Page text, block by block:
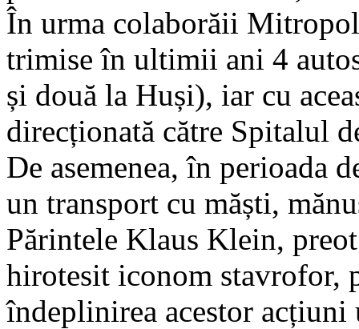
În urma colaborăii
trimise în ultimii ani 4
și două la Huși), iar cu
direcționată către Spitalul
De asemenea, în perioada
un transport cu măști,
Părintele Klaus Klein,
hirotesit iconom stavrofor,
îndeplinirea acestor acțiuni